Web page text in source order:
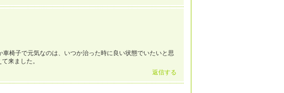
椅子で元気なのは、いつか治った時に良い状態でいたいと思
来ました。
返信する